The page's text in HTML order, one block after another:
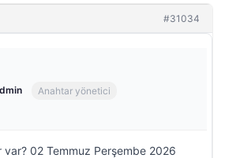
#31034
Anahtar yönetici
var? 02 Temmuz Perşembe 2026